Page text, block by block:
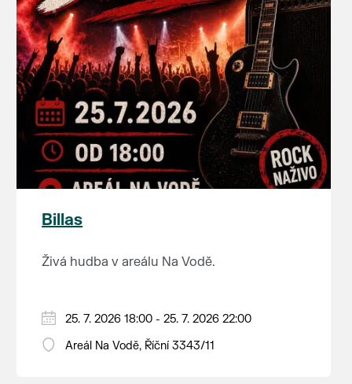
Billas
Živá hudba v areálu Na Vodě.
25. 7. 2026 18:00 - 25. 7. 2026 22:00
Areál Na Vodě, Říční 3343/11